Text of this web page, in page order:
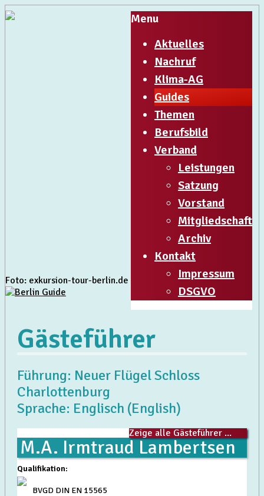
Foto: exkursion-tour-berlin.de
Menu
Aktuelles
Nachruf
Klima-AG
Guides
Themen
Berufsbild
Verband
Leistungen
Satzung
Vorstand
Mitgliedschaft
Archiv
Kontakt
Impressum
DSGVO
Gästeführer
Führung: Neuer Flügel Schloss
Charlottenburg
Sprache: Englisch (English)
Zeige alle Gästeführer ...
M.A. Irmtraud Lambertsen
Qualifikation:
BVGD DIN EN 15565